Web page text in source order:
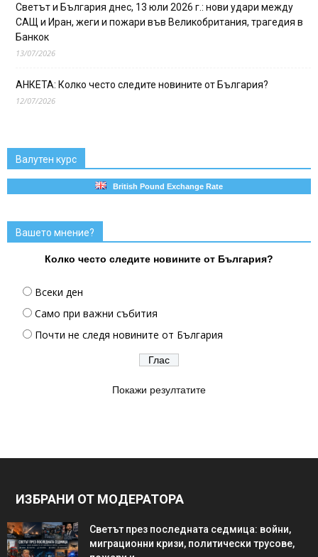
Светът и България днес, 13 юли 2026 г.: нови удари между
САЩ и Иран, жеги и пожари във Великобритания, трагедия в
Банкок
13/07/2026
АНКЕТА: Колко често следите новините от България?
12/07/2026
Валутен курс
British Pound Exchange Rate
Вашето мнение?
Колко често следите новините от България?
Всеки ден
Само при важни събития
Почти не следя новините от България
Покажи резултатите
ИЗБРАНИ ОТ МОДЕРАТОРА
Светът през последната седмица: войни,
миграционни кризи, политически трусове,